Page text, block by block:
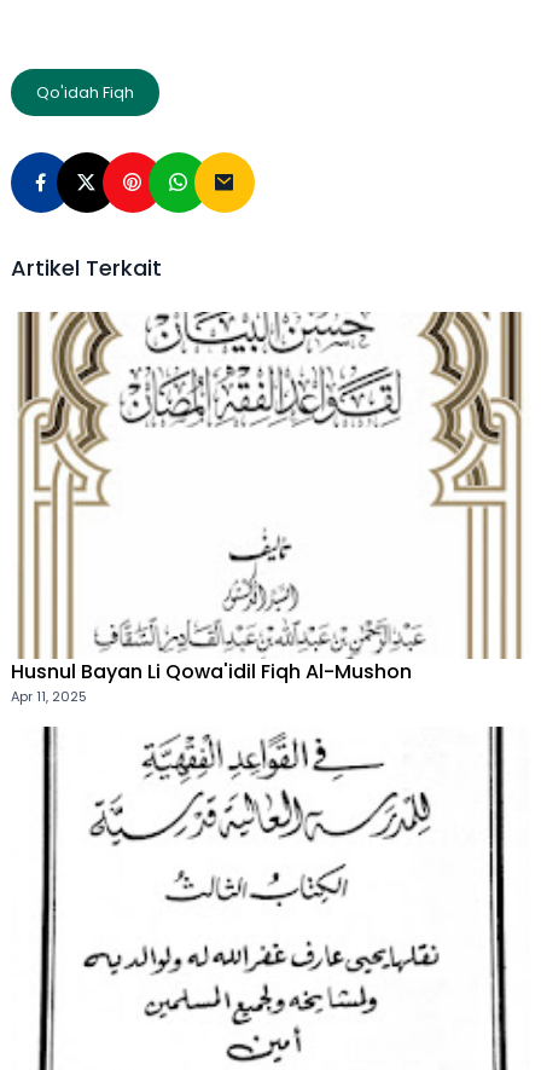
Qo'idah Fiqh
Artikel Terkait
Husnul Bayan Li Qowa'idil Fiqh Al-Mushon
Apr 11, 2025